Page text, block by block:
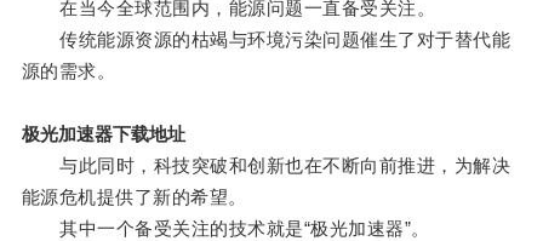
在当今全球范围内，能源问题一直备受关注。
传统能源资源的枯竭与环境污染问题催生了对于替代能
源的需求。
极光加速器下载地址
与此同时，科技突破和创新也在不断向前推进，为解决
能源危机提供了新的希望。
其中一个备受关注的技术就是“极光加速器”。